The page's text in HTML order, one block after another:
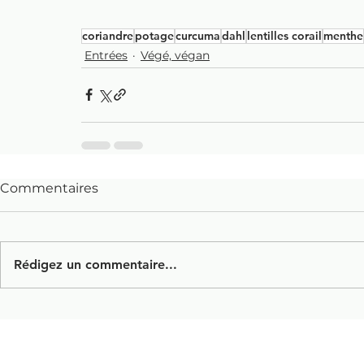
coriandrepotagecurcumadahl lentilles corailmenthe
Entrées
Végé, végan
Commentaires
Rédigez un commentaire...